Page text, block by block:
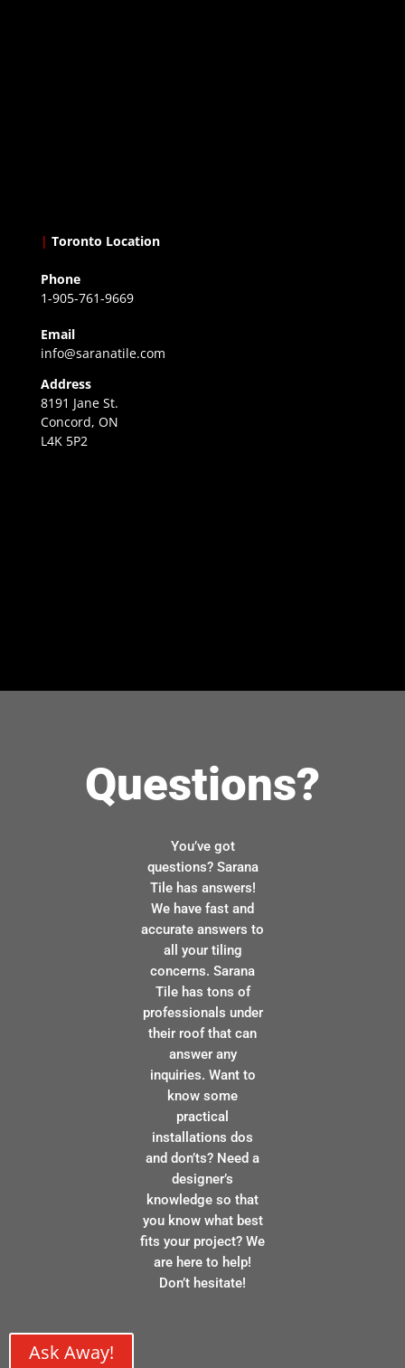
| Toronto Location
Phone
1-905-761-9669
Email
info@saranatile.com
Address
8191 Jane St.
Concord, ON
L4K 5P2
Questions?
You’ve got
questions? Sarana
Tile has answers!
We have fast and
accurate answers to
all your tiling
concerns. Sarana
Tile has tons of
professionals under
their roof that can
answer any
inquiries. Want to
know some
practical
installations dos
and don’ts? Need a
designer’s
knowledge so that
you know what best
fits your project? We
are here to help!
Don’t hesitate!
Ask Away!